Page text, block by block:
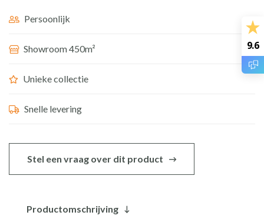
Persoonlijk
Showroom 450m²
Unieke collectie
Snelle levering
Stel een vraag over dit product
Productomschrijving
9.6